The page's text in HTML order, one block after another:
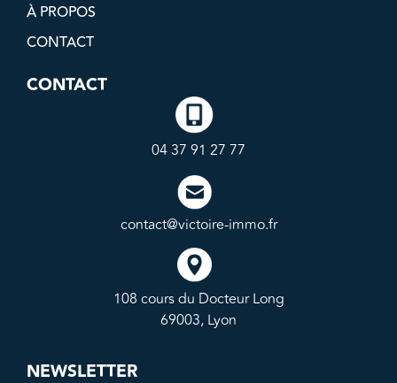
À PROPOS
CONTACT
CONTACT
04 37 91 27 77
contact@victoire-immo.fr
108 cours du Docteur Long
69003, Lyon
NEWSLETTER